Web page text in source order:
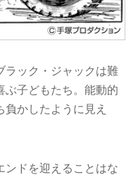
ラック・ジャックは難
ぶ子どもたち。能動的
かしたように見え
ンドを迎えることはな